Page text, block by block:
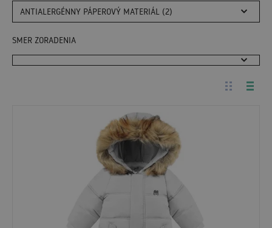
ANTIALERGÉNNY PÁPEROVÝ MATERIÁL (2)
SMER ZORADENIA